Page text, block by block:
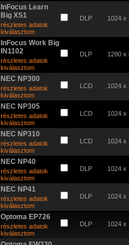
InFocus Learn
Big XS1
részletes adatok
kiválasztom
DLP 1024 x
InFocus Work Big
IN1102
részletes adatok
kiválasztom
DLP 1280 x
NEC NP300
részletes adatok
kiválasztom
LCD 1024 x
NEC NP305
részletes adatok
kiválasztom
LCD 1024 x
NEC NP310
részletes adatok
kiválasztom
LCD 1024 x
NEC NP40
részletes adatok
kiválasztom
DLP 1024 x
NEC NP41
részletes adatok
kiválasztom
DLP 1024 x
Optoma EP726
részletes adatok
kiválasztom
DLP 1024 x